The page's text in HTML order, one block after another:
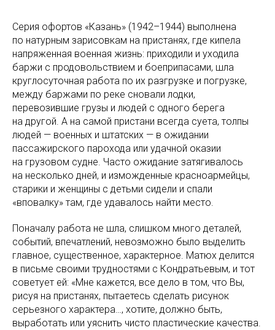
Серия офортов «Казань» (1942–1944) выполнена
по натурным зарисовкам на пристанях, где кипела
напряженная военная жизнь: приходили и уходила
баржи с продовольствием и боеприпасами, шла
круглосуточная работа по их разгрузке и погрузке,
между баржами по реке сновали лодки,
перевозившие грузы и людей с одного берега
на другой. А на самой пристани всегда суета, толпы
людей — военных и штатских — в ожидании
пассажирского парохода или удачной оказии
на грузовом судне. Часто ожидание затягивалось
на несколько дней, и изможденные красноармейцы,
старики и женщины с детьми сидели и спали
«вповалку» там, где удавалось найти место.
Поначалу работа не шла, слишком много деталей,
событий, впечатлений, невозможно было выделить
главное, существенное, характерное. Матюх делится
в письме своими трудностями с Кондратьевым, и тот
советует ей: «Мне кажется, все дело в том, что Вы,
рисуя на пристанях, пытаетесь сделать рисунок
серьезного характера…, хотите, должно быть,
выработать или уяснить чисто пластические качества.